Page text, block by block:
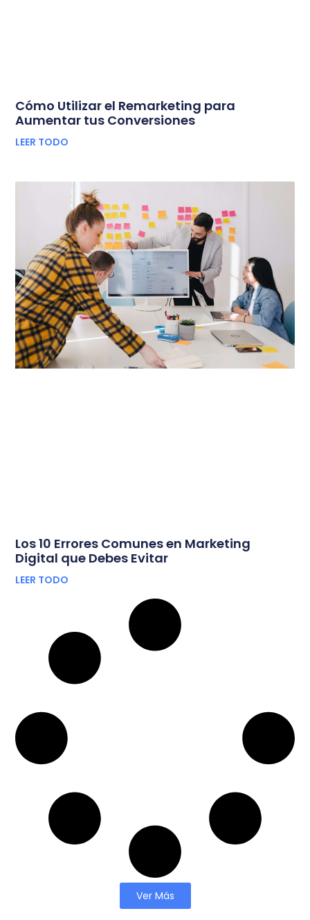
Cómo Utilizar el Remarketing para
Aumentar tus Conversiones
LEER TODO
Los 10 Errores Comunes en Marketing
Digital que Debes Evitar
LEER TODO
Ver Más